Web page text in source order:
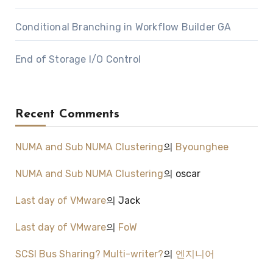
Conditional Branching in Workflow Builder GA
End of Storage I/O Control
Recent Comments
NUMA and Sub NUMA Clustering의 Byounghee
NUMA and Sub NUMA Clustering의 oscar
Last day of VMware의 Jack
Last day of VMware의 FoW
SCSI Bus Sharing? Multi-writer?의 엔지니어